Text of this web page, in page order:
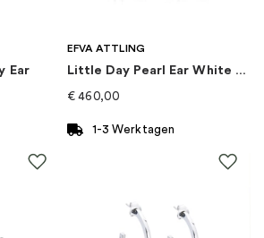
Strict
Ear
EFVA ATTLING
Little Day Pearl Ear White Gold
€ 460,00
1-3 Werktagen